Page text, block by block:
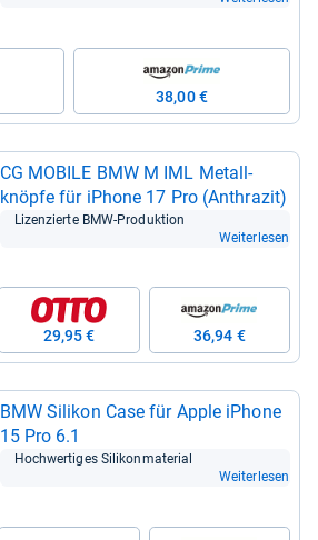
38,00 €
CG MOBILE BMW M IML Metall­
knöpfe für iPhone 17 Pro (Anthra­zit)
Lizen­zierte BMW-​Pro­duk­tion
Weiterlesen
29,95 € 36,94 €
BMW Sili­kon Case für Apple iPhone
15 Pro 6.1
Hoch­wer­ti­ges Sili­kon­ma­te­rial
Weiterlesen